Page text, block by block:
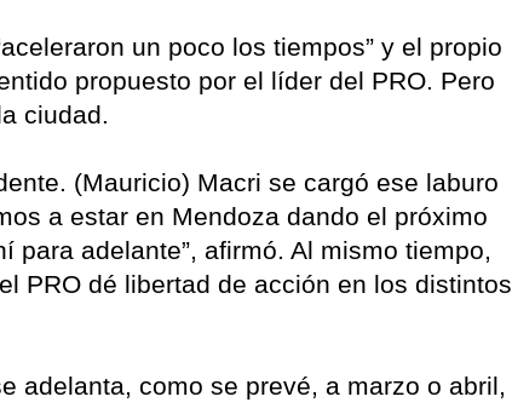
un poco los tiempos” y el propio
propuesto por el líder del PRO. Pero
ciudad.
(Mauricio) Macri se cargó ese laburo
a estar en Mendoza dando el próximo
adelante”, afirmó. Al mismo tiempo,
PRO dé libertad de acción en los distintos
adelanta, como se prevé, a marzo o abril,